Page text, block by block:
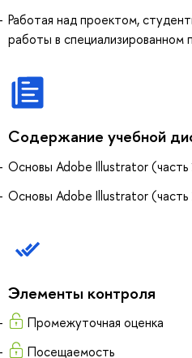
Работая над проектом,
работы в специализированном
Содержание учебной
Основы Adobe Illustrator (часть
Основы Adobe Illustrator (часть
Элементы контроля
Промежуточная оценка
Посещаемость